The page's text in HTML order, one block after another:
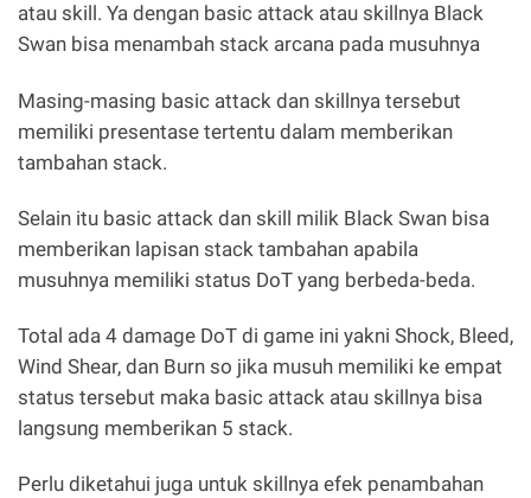
atau skill. Ya dengan basic attack atau skillnya Black
Swan bisa menambah stack arcana pada musuhnya
Masing-masing basic attack dan skillnya tersebut
memiliki presentase tertentu dalam memberikan
tambahan stack.
Selain itu basic attack dan skill milik Black Swan bisa
memberikan lapisan stack tambahan apabila
musuhnya memiliki status DoT yang berbeda-beda.
Total ada 4 damage DoT di game ini yakni Shock, Bleed,
Wind Shear, dan Burn so jika musuh memiliki ke empat
status tersebut maka basic attack atau skillnya bisa
langsung memberikan 5 stack.
Perlu diketahui juga untuk skillnya efek penambahan